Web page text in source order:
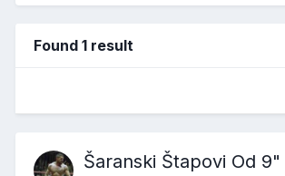
Found 1 result
Šaranski Štapovi Od 9"